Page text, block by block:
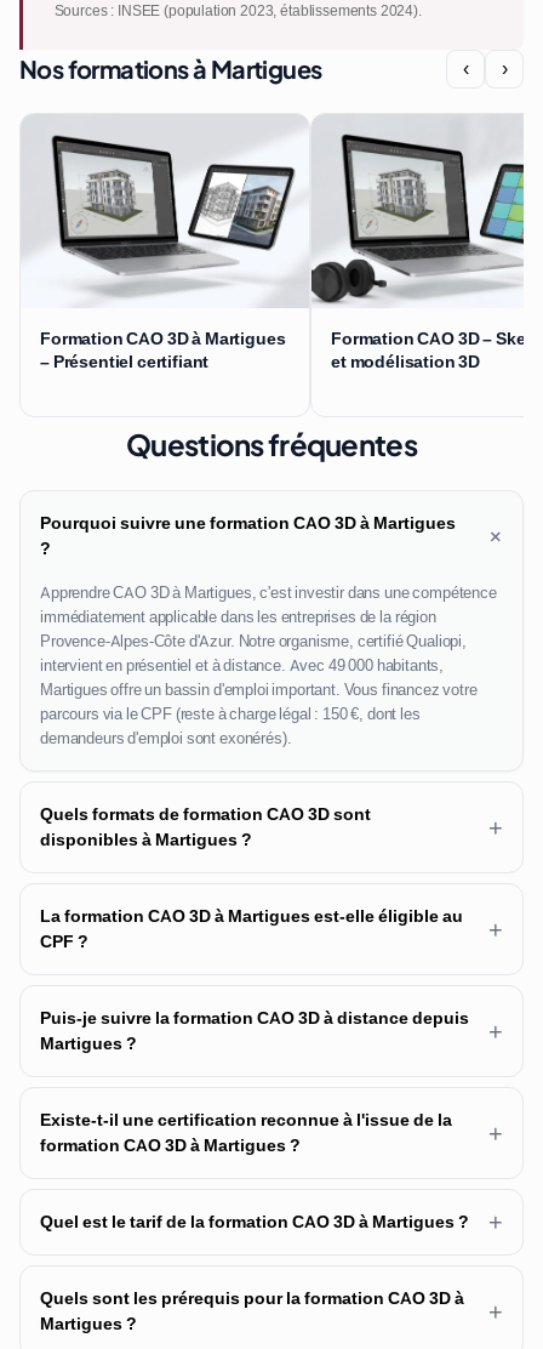
Sources : INSEE (population 2023, établissements 2024).
Nos formations à Martigues ‹ ›
Formation CAO 3D à Martigues
– Présentiel certifiant
Formation CAO 3D –
et modélisation 3D
Questions fréquentes
Pourquoi suivre une formation CAO 3D à Martigues
?
+
Apprendre CAO 3D à Martigues, c'est investir dans une compétence
immédiatement applicable dans les entreprises de la région
Provence-Alpes-Côte d'Azur. Notre organisme, certifié Qualiopi,
intervient en présentiel et à distance. Avec 49 000 habitants,
Martigues offre un bassin d'emploi important. Vous financez votre
parcours via le CPF (reste à charge légal : 150 €, dont les
demandeurs d'emploi sont exonérés).
Quels formats de formation CAO 3D sont
disponibles à Martigues ?
+
La formation CAO 3D à Martigues est-elle éligible au
CPF ?
+
Puis-je suivre la formation CAO 3D à distance depuis
Martigues ?
+
Existe-t-il une certification reconnue à l'issue de la
formation CAO 3D à Martigues ?
+
Quel est le tarif de la formation CAO 3D à Martigues ? +
Quels sont les prérequis pour la formation CAO 3D à
Martigues ?
+